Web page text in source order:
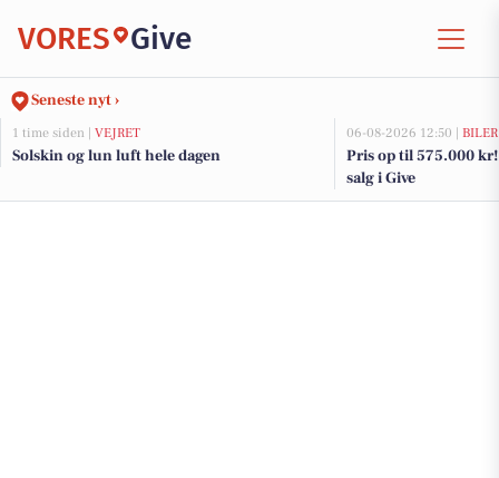
VORES Give
Seneste nyt ›
1 time siden | VEJRET
Solskin og lun luft hele dagen
06-08-2026 12:50 | BILER
Pris op til 575.000
salg i Give